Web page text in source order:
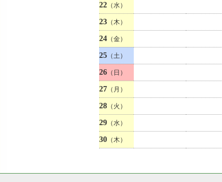
22 （水）
23 （木）
24 （金）
25 （土）
26 （日）
27 （月）
28 （火）
29 （水）
30 （木）